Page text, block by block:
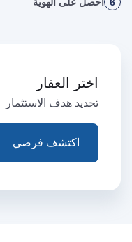
5
الإعفاء الضريبي
اختر العقار
تحديد هدف الاستثمار